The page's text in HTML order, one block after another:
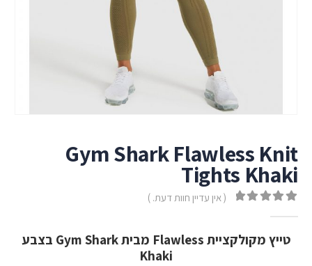
Gym Shark Flawless Knit
Tights Khaki
( אין עדיין חוות דעת. )
טייץ מקולקציית Flawless מבית Gym Shark בצבע
Khaki